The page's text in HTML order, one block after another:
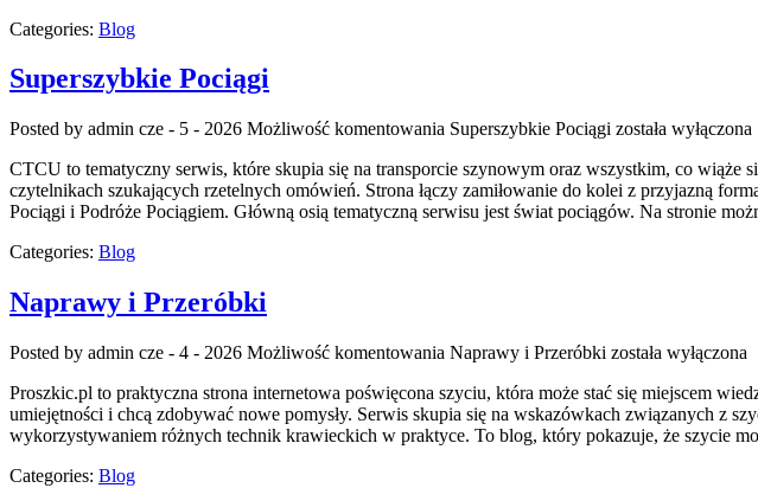
Categories: Blog
Superszybkie Pociągi
Posted by admin cze - 5 - 2026 Możliwość komentowania Superszybkie Pociągi została wyłączona
CTCU to tematyczny serwis, które skupia się na transporcie szynowym oraz wszystkim, co
czytelnikach szukających rzetelnych omówień. Strona łączy zamiłowanie do kolei z przyjazną
Pociągi i Podróże Pociągiem. Główną osią tematyczną serwisu jest świat pociągów. Na stronie
Categories: Blog
Naprawy i Przeróbki
Posted by admin cze - 4 - 2026 Możliwość komentowania Naprawy i Przeróbki została wyłączona
Proszkic.pl to praktyczna strona internetowa poświęcona szyciu, która może stać się miejscem
umiejętności i chcą zdobywać nowe pomysły. Serwis skupia się na wskazówkach związanych z
wykorzystywaniem różnych technik krawieckich w praktyce. To blog, który pokazuje, że szycie
Categories: Blog